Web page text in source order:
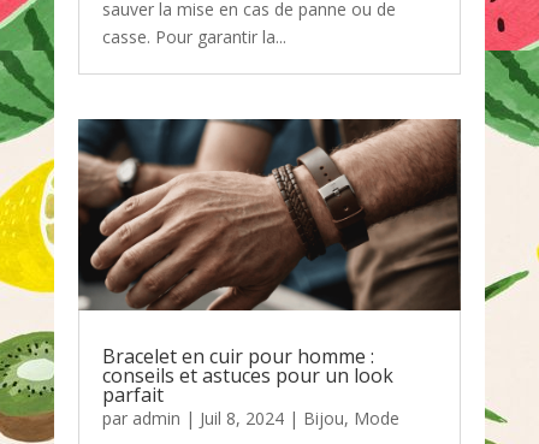
sauver la mise en cas de panne ou de
casse. Pour garantir la...
Bracelet en cuir pour homme :
conseils et astuces pour un look
parfait
par admin | Juil 8, 2024| Bijou, Mode